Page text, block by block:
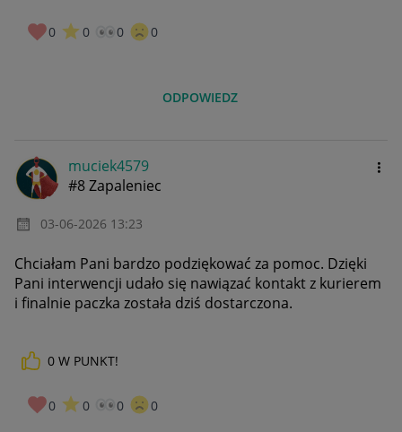
0 0 0 0
ODPOWIEDZ
muciek4579
#8 Zapaleniec
‎03-06-2026 13:23
Chciałam Pani bardzo podziękować za pomoc. Dzięki
Pani interwencji udało się nawiązać kontakt z kurierem
i finalnie paczka została dziś dostarczona.
0 W PUNKT!
0 0 0 0